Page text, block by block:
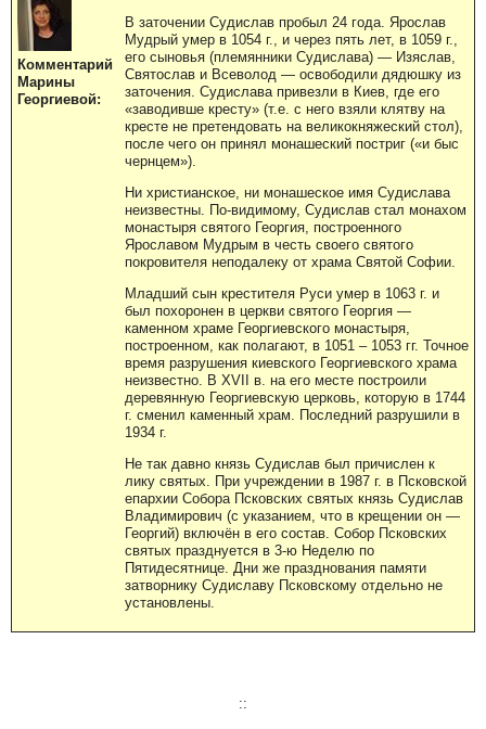
Комментарий
Марины
Георгиевой:
В заточении Судислав пробыл 24 года. Ярослав
Мудрый умер в 1054 г., и через пять лет, в 1059 г.,
его сыновья (племянники Судислава) — Изяслав,
Святослав и Всеволод — освободили дядюшку из
заточения. Судислава привезли в Киев, где его
«заводивше кресту» (т.е. с него взяли клятву на
кресте не претендовать на великокняжеский стол),
после чего он принял монашеский постриг («и быс
чернцем»).
Ни христианское, ни монашеское имя Судислава
неизвестны. По-видимому, Судислав стал монахом
монастыря святого Георгия, построенного
Ярославом Мудрым в честь своего святого
покровителя неподалеку от храма Святой Софии.
Младший сын крестителя Руси умер в 1063 г. и
был похоронен в церкви святого Георгия —
каменном храме Георгиевского монастыря,
построенном, как полагают, в 1051 – 1053 гг. Точное
время разрушения киевского Георгиевского храма
неизвестно. В XVII в. на его месте построили
деревянную Георгиевскую церковь, которую в 1744
г. сменил каменный храм. Последний разрушили в
1934 г.
Не так давно князь Судислав был причислен к
лику святых. При учреждении в 1987 г. в Псковской
епархии Собора Псковских святых князь Судислав
Владимирович (с указанием, что в крещении он —
Георгий) включён в его состав. Собор Псковских
святых празднуется в 3-ю Неделю по
Пятидесятнице. Дни же празднования памяти
затворнику Судиславу Псковскому отдельно не
установлены.
::